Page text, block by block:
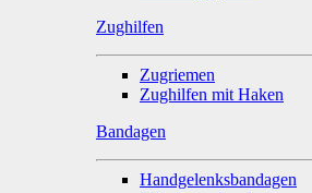
Zughilfen
Zugriemen
Zughilfen mit Haken
Bandagen
Handgelenksbandagen